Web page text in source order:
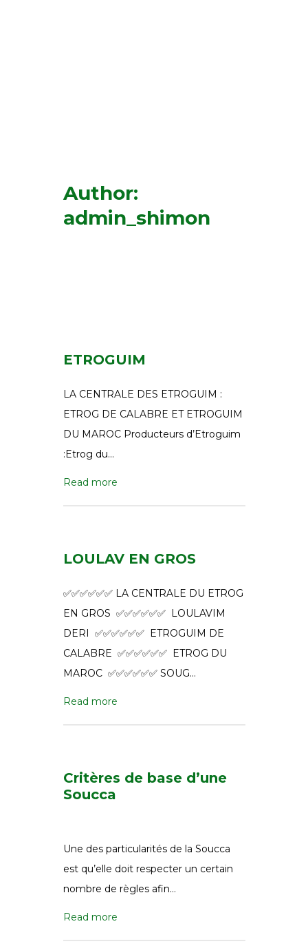
La Centrale du Loulav et Etrog
Author:
admin_shimon
ETROGUIM
LA CENTRALE DES ETROGUIM :
ETROG DE CALABRE ET ETROGUIM
DU MAROC Producteurs d’Etroguim
:Etrog du…
Read more
LOULAV EN GROS
✅✅✅✅✅✅ LA CENTRALE DU ETROG
EN GROS ✅✅✅✅✅✅ LOULAVIM
DERI ✅✅✅✅✅✅ ETROGUIM DE
CALABRE ✅✅✅✅✅✅ ETROG DU
MAROC ✅✅✅✅✅✅ SOUG…
Read more
Critères de base d’une
Soucca
Une des particularités de la Soucca
est qu’elle doit respecter un certain
nombre de règles afin…
Read more